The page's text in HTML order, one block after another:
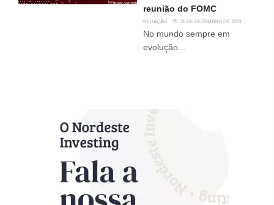
reunião do FOMC
REDAÇÃO 26 DE DEZEMBRO DE 2023
No mundo sempre em
evolução...